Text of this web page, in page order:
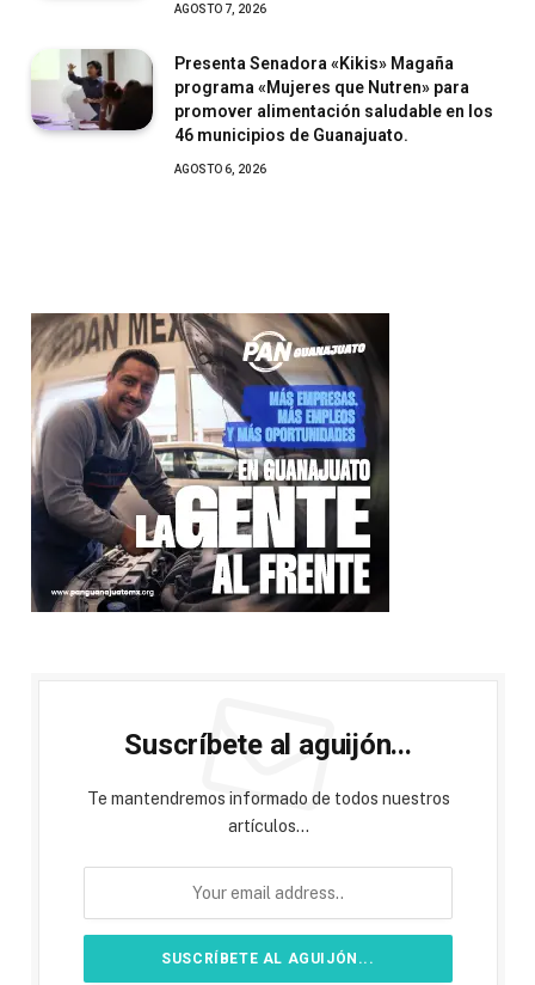
AGOSTO 7, 2026
Presenta Senadora «Kikis» Magaña
programa «Mujeres que Nutren» para
promover alimentación saludable en los
46 municipios de Guanajuato.
AGOSTO 6, 2026
Suscríbete al aguijón...
Te mantendremos informado de todos nuestros
artículos...